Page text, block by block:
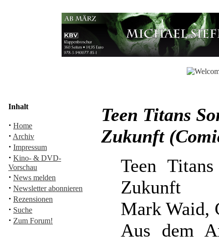
Inhalt
· Home
· Archiv
· Impressum
· Kino- & DVD-
Vorschau
· News melden
· Newsletter abonnieren
· Rezensionen
· Suche
· Zum Forum!
Teen Titans
Zukunft
Teen
Zukunft
Mark Waid,
Aus dem